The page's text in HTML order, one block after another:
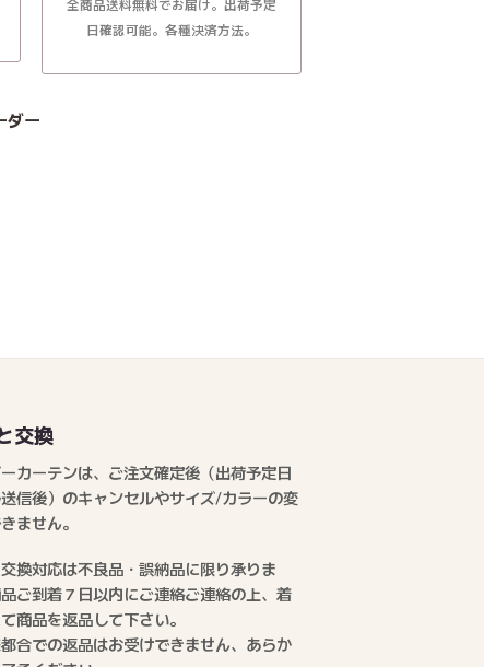
全商品送料無料でお届け。出荷予定
日確認可能。各種決済方法。
ダー
交換
カーテンは、ご注文確定後（出荷予定日
信後）のキャンセルやサイズ/カラーの変
ません。
換対応は不良品・誤納品に限り承りま
ご到着７日以内にご連絡ご連絡の上、着
商品を返品して下さい。
合での返品はお受けできません、あらか